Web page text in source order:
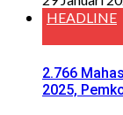
HEADLINE
2.766
2025,